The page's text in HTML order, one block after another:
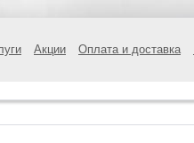
Акции Оплата и доставка